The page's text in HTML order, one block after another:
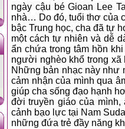
ngày cậu bé Gioan Lee
nhà… Do đó, tuổi thơ của
bậc Trung học, cha đã tự
một cách tự nhiên và dễ
ẩn chứa trong tâm hồn
người nghèo khổ trong xã
Những bản nhạc này như
cảm nhận của mình qua
giúp cha sống đạo hạnh
đời truyền giáo của
cảnh bạo lực tại Nam
những đứa trẻ đầy năng